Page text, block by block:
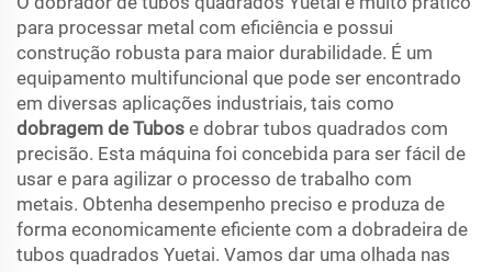
para processar metal com eficiência e possui
construção robusta para maior durabilidade. É um
equipamento multifuncional que pode ser encontrado
em diversas aplicações industriais, tais como
dobragem de Tubos e dobrar tubos quadrados com
precisão. Esta máquina foi concebida para ser fácil de
usar e para agilizar o processo de trabalho com
metais. Obtenha desempenho preciso e produza de
forma economicamente eficiente com a dobradeira de
tubos quadrados Yuetai. Vamos dar uma olhada nas